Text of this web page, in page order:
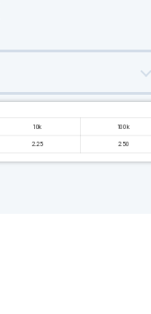
10k 100k
2.25 2.50